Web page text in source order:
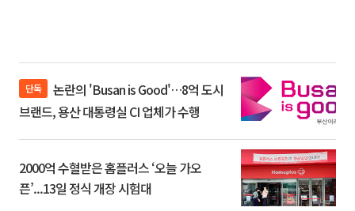
단독
브랜드, 용산 대통령실 CI 업체가 수행
2000억 수혈받은 홈플러스 ‘오늘 가오
픈’...13일 정식 개장 시험대